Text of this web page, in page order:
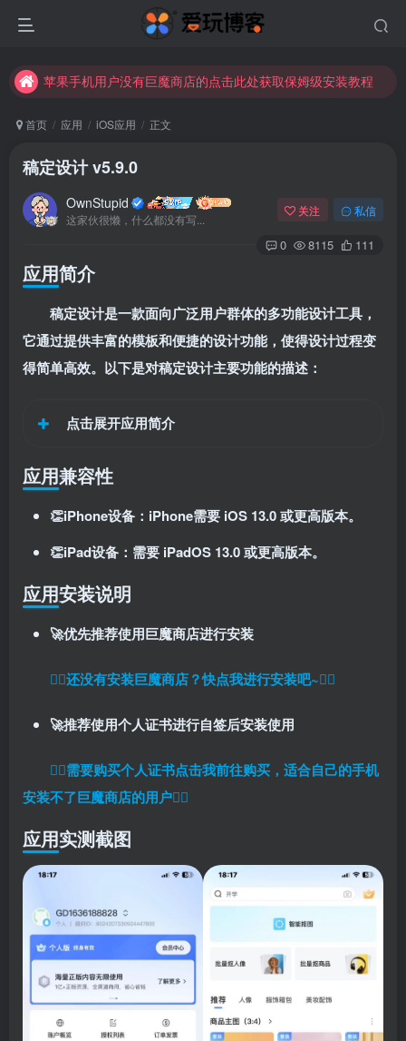
苹果手机用户没有巨魔商店的点击此处获取保姆级安装教程
苹果手机用户没有巨魔商店的点击此处获取保姆级安装教程
首页 应用 iOS应用 正文
稿定设计 v5.9.0
OwnStupid
这家伙很懒，什么都没有写...
关注 私信
0 8115 111
应用简介
稿定设计是一款面向广泛用户群体的多功能设计工具，
它通过提供丰富的模板和便捷的设计功能，使得设计过程变
得简单高效。以下是对稿定设计主要功能的描述：
点击展开应用简介
应用兼容性
👏iPhone设备：iPhone需要 iOS 13.0 或更高版本。
👏iPad设备：需要 iPadOS 13.0 或更高版本。
应用安装说明
🚀优先推荐使用巨魔商店进行安装
👉🏼还没有安装巨魔商店？快点我进行安装吧~👈🏼
🚀推荐使用个人证书进行自签后安装使用
👉🏼需要购买个人证书点击我前往购买，适合自己的手机
安装不了巨魔商店的用户👈🏼
应用实测截图
扫码登录
使用其它方式登录或注册